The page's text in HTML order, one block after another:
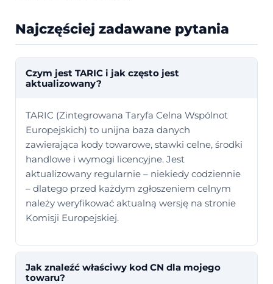
Najczęściej zadawane pytania
Czym jest TARIC i jak często jest
aktualizowany?
TARIC (Zintegrowana Taryfa Celna Wspólnot
Europejskich) to unijna baza danych
zawierająca kody towarowe, stawki celne, środki
handlowe i wymogi licencyjne. Jest
aktualizowany regularnie – niekiedy codziennie
– dlatego przed każdym zgłoszeniem celnym
należy weryfikować aktualną wersję na stronie
Komisji Europejskiej.
Jak znaleźć właściwy kod CN dla mojego
towaru?